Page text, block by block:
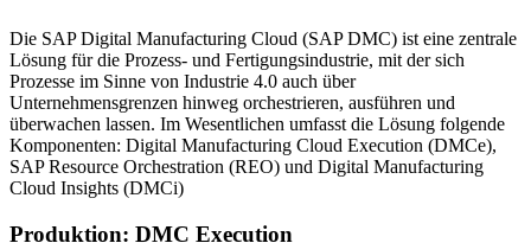
Die SAP Digital Manufacturing Cloud (SAP DMC) ist eine zentrale
Lösung für die Prozess- und Fertigungsindustrie, mit der sich
Prozesse im Sinne von Industrie 4.0 auch über
Unternehmensgrenzen hinweg orchestrieren, ausführen und
überwachen lassen. Im Wesentlichen umfasst die Lösung folgende
Komponenten: Digital Manufacturing Cloud Execution (DMCe),
SAP Resource Orchestration (REO) und Digital Manufacturing
Cloud Insights (DMCi)
Produktion: DMC Execution